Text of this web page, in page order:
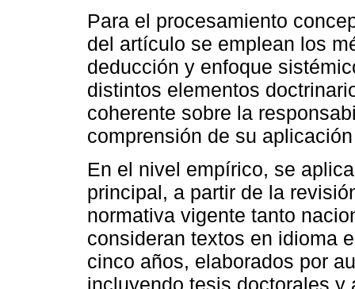
Para el procesamiento
del artículo se emplean los
deducción y enfoque
distintos elementos
coherente sobre la
comprensión de su
En el nivel empírico, se
principal, a partir de la
normativa vigente tanto
consideran textos en idioma
cinco años, elaborados por